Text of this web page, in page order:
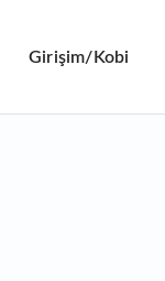
Girişim/Kobi